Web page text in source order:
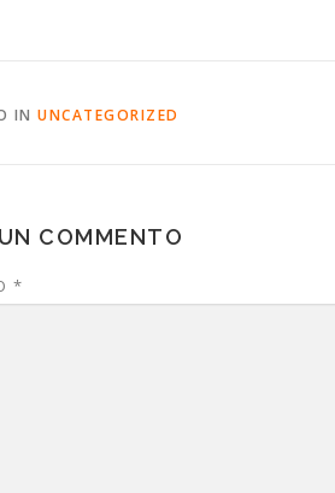
IN UNCATEGORIZED
COMMENTO
*